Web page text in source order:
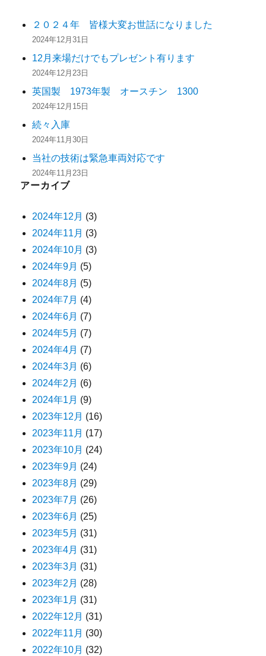
２０２４年 皆様大変お世話になりました
2024年12月31日
12月来場だけでもプレゼント有ります
2024年12月23日
英国製 1973年製 オースチン 1300
2024年12月15日
続々入庫
2024年11月30日
当社の技術は緊急車両対応です
2024年11月23日
アーカイブ
2024年12月 (3)
2024年11月 (3)
2024年10月 (3)
2024年9月 (5)
2024年8月 (5)
2024年7月 (4)
2024年6月 (7)
2024年5月 (7)
2024年4月 (7)
2024年3月 (6)
2024年2月 (6)
2024年1月 (9)
2023年12月 (16)
2023年11月 (17)
2023年10月 (24)
2023年9月 (24)
2023年8月 (29)
2023年7月 (26)
2023年6月 (25)
2023年5月 (31)
2023年4月 (31)
2023年3月 (31)
2023年2月 (28)
2023年1月 (31)
2022年12月 (31)
2022年11月 (30)
2022年10月 (32)